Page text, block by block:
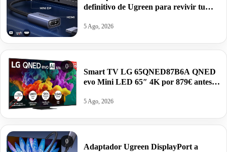
definitivo de Ugreen para revivir tu
5 Ago, 2026
0
Smart TV LG 65QNED87B6A QNED
evo Mini LED 65″ 4K por 879€ antes
5 Ago, 2026
0
Adaptador Ugreen DisplayPort a